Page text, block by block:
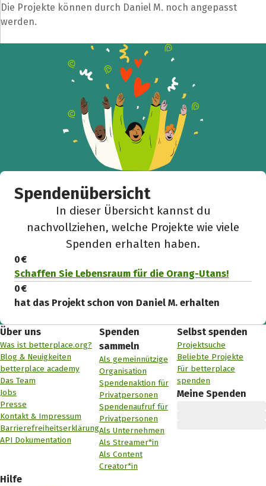
Die Projekte können durch Daniel M. noch angepasst
werden.
Spendenübersicht
In dieser Übersicht kannst du
nachvollziehen, welche Projekte wie viele
Spenden erhalten haben.
0 €
Schaffen Sie Lebensraum für die Orang-Utans!
0 €
hat das Projekt schon von Daniel M. erhalten
Über uns
Was ist betterplace.org?
Blog & Neuigkeiten
betterplace academy
Das Team
Jobs
Presse
Kontakt & Impressum
Barrierefreiheitserklärung
API Dokumentation
Spenden
sammeln
Als gemeinnützige
Organisation
Spendenaktion für
Privatpersonen
Spendenaufruf für
Privatpersonen
Als Unternehmen
Als Streamer*in
Als Content
Creator*in
Selbst spenden
Projektsuche
Beliebte Projekte
Für betterplace
spenden
Meine Spenden
Hilfe